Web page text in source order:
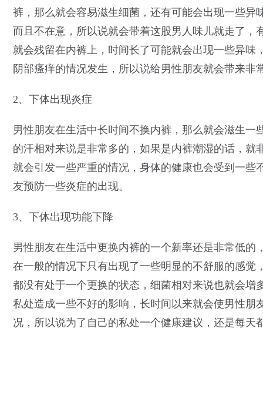
裤，那么就会容易滋生细菌，还有可能会出现一些
而且不在意，所以说就会带着这股男人味儿就走了
就会残留在内裤上，时间长了可能就会出现一些异
阴部瘙痒的情况发生，所以说给男性朋友就会带来非
2、下体出现炎症
男性朋友在生活中长时间不换内裤，那么就会滋生
的汗相对来说是非常多的，如果是内裤潮湿的话，
就会引发一些严重的情况，身体的健康也会受到一
友预防一些炎症的出现。
3、下体出现功能下降
男性朋友在生活中更换内裤的一个新率还是非常低
在一般的情况下只有出现了一些明显的不舒服的感
都没有处于一个更换的状态，细菌相对来说也就会
私处造成一些不好的影响，长时间以来就会使男性
况，所以说为了自己的私处一个健康建议，还是每